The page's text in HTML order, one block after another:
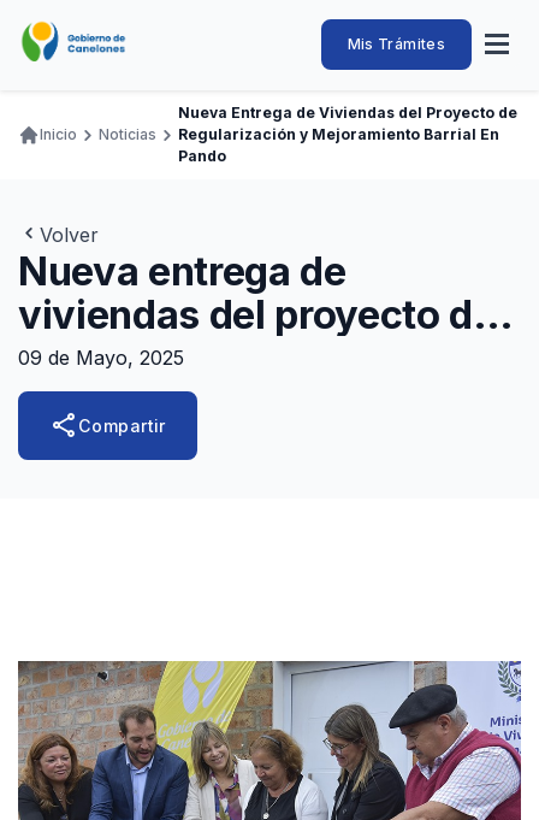
contenido
Intendencia
de
Canelones
Abrir
Navegación
Mis Trámites
Adquisiciones
Canelones Te Escucha
Teléfonos
Ruta
Inicio Noticias
Nueva Entrega de Viviendas del Proyecto de
Regularización y Mejoramiento Barrial En
Pando
Volver
Nueva entrega de
viviendas del proyecto de
regularización y
mejoramiento Barrial en
Pando
09 de Mayo, 2025
share Compartir